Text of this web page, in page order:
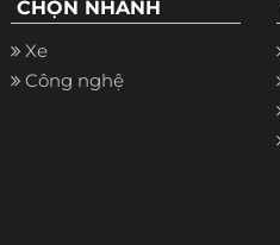
CHỌN NHANH
Xe
Công nghệ